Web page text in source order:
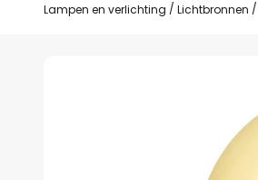
Lampen en verlichting Lichtbronnen